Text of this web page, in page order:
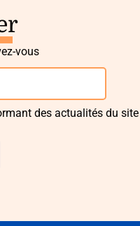
vous
des actualités du site